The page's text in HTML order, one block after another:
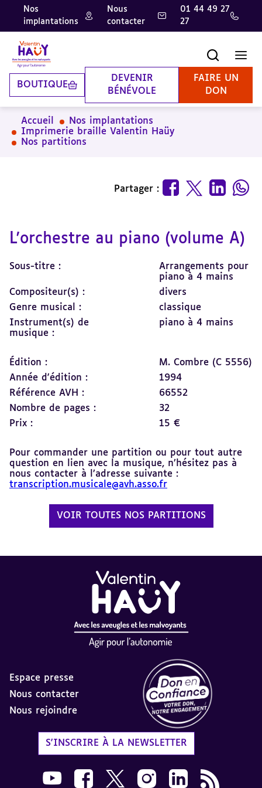
Aller
contenu
principal
Aller
pied
de
page
Aller
la
recherche
Nos
implantations
Nous
contacter
01 44 49 27
27
BOUTIQUE
DEVENIR
BÉNÉVOLE
FAIRE UN
DON
Accueil
Nos implantations
Imprimerie braille Valentin Haüy
Nos partitions
Partager :
L'orchestre au piano (volume A)
Sous-titre :
Arrangements pour
piano à 4 mains
Compositeur(s) :
divers
Genre musical :
classique
Instrument(s) de
musique :
piano à 4 mains
Édition :
M. Combre (C 5556)
Année d'édition :
1994
Référence AVH :
66552
Nombre de pages :
32
Prix :
15 €
Pour commander une partition ou pour tout autre
question en lien avec la musique, n’hésitez pas à
nous contacter à l’adresse suivante :
transcription.musicale@avh.asso.fr
VOIR TOUTES NOS PARTITIONS
Espace presse
Nous contacter
Nous rejoindre
S'INSCRIRE À LA NEWSLETTER
Nous suivre sur Youtube AVH dans une
Nous suivre sur Facebook AVH dans
Nous suivre sur X AVH dans une
Nous suivre sur Instagram
Nous suivre sur
Flux RSS